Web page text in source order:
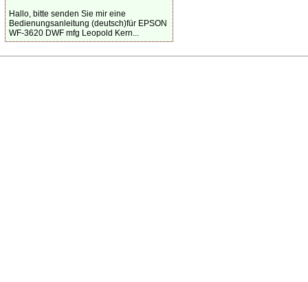
Hallo, bitte senden Sie mir eine
Bedienungsanleitung (deutsch)für EPSON
WF-3620 DWF mfg Leopold Kern...